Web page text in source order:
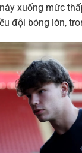
xuống mức
đội bóng lớn,